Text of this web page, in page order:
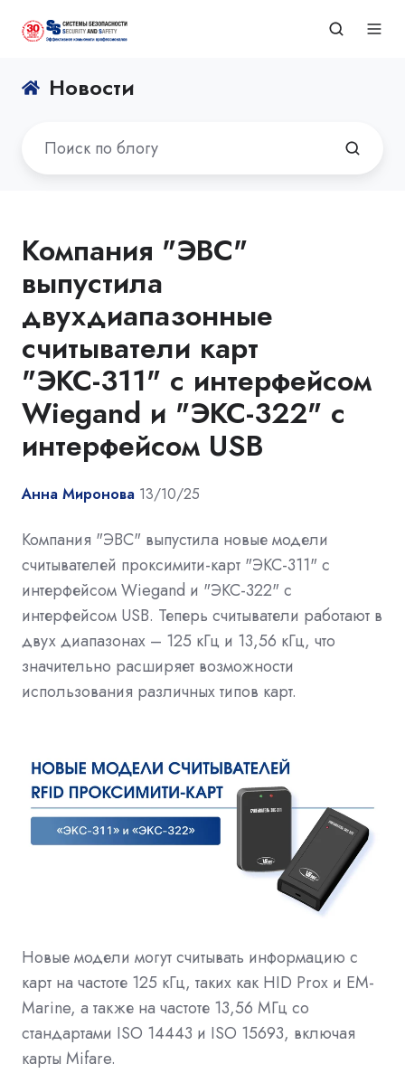
Новости
Компания "ЭВС"
выпустила
двухдиапазонные
считыватели карт
"ЭКС-311" с интерфейсом
Wiegand и "ЭКС-322" с
интерфейсом USB
Анна Миронова 13/10/25
Компания "ЭВС" выпустила новые модели
считывателей проксимити-карт "ЭКС-311" с
интерфейсом Wiegand и "ЭКС-322" с
интерфейсом USB. Теперь считыватели работают в
двух диапазонах – 125 кГц и 13,56 кГц, что
значительно расширяет возможности
использования различных типов карт.
Новые модели могут считывать информацию с
карт на частоте 125 кГц, таких как HID Prox и EM-
Marine, а также на частоте 13,56 МГц со
стандартами ISO 14443 и ISO 15693, включая
карты Mifare.